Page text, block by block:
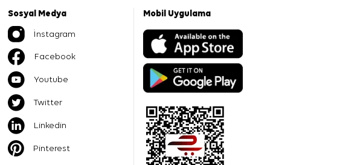
Sosyal Medya
İnstagram
Facebook
Youtube
Twitter
Linkedin
Pinterest
Mobil Uygulama